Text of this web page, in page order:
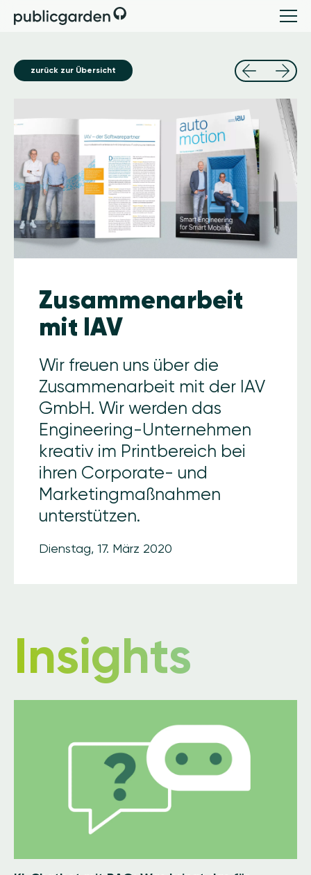
zurück zur Übersicht
Zusammenarbeit
mit IAV
Wir freuen uns über die
Zusammenarbeit mit der IAV
GmbH. Wir werden das
Engineering-Unternehmen
kreativ im Printbereich bei
ihren Corporate- und
Marketingmaßnahmen
unterstützen.
Dienstag, 17. März 2020
Insights